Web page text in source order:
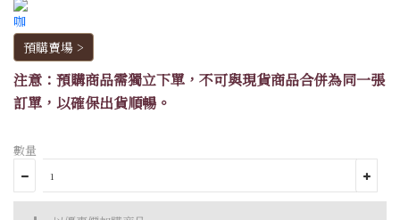
預購賣場 >
注意：預購商品需獨立下單，不可與現貨商品合併為同一張
訂單，以確保出貨順暢。
數量